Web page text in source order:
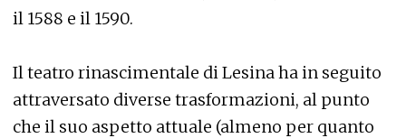
il 1588 e il 1590.
Il teatro rinascimentale di Lesina ha in seguito
attraversato diverse trasformazioni, al punto
che il suo aspetto attuale (almeno per quanto